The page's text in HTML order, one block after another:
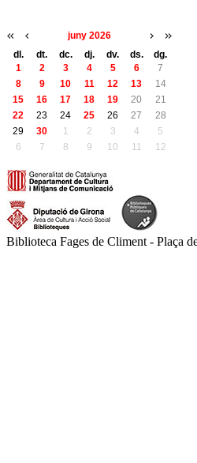
juny 2026
dl.
dt. dc. dj. dv. ds.
dg.
1
2 3 4 5 6
7
8
9 10 11 12 13
14
15
16 17 18 19 20
21
22
23 24 25 26 27
28
29
30 1 2 3 4
5
6
7 8 9 10 11 12
Biblioteca Fages de Climent - Plaça